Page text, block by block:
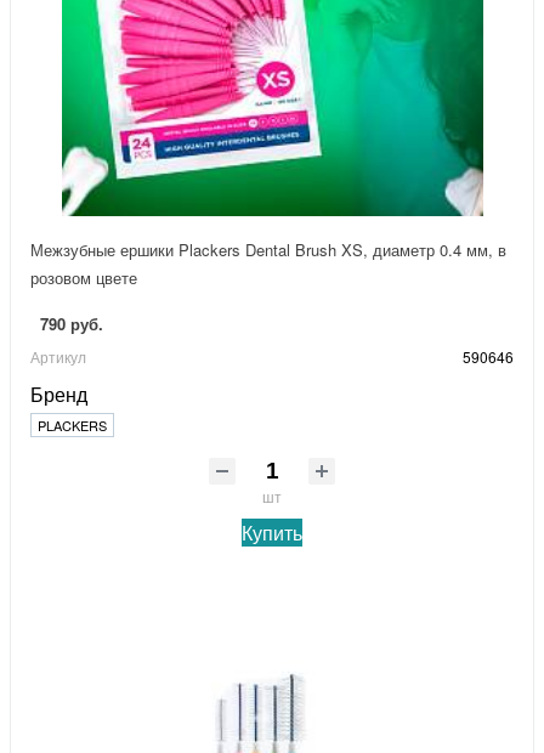
Межзубные ершики Plackers Dental Brush XS, диаметр 0.4 мм, в
розовом цвете
790 руб.
Артикул 590646
Бренд
PLACKERS
шт
Купить